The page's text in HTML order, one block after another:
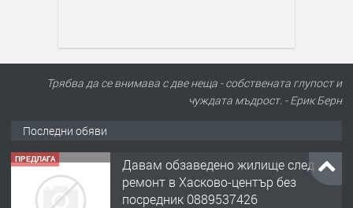
Трябва да се внимава с две неща - собствената глупост и
чуждата мъдрост. - Ерик Берн
Последни обяви
ПРЕДЛАГА
Давам обзаведено жилище след
ремонт в Хасково-център без
посредник 0889537426